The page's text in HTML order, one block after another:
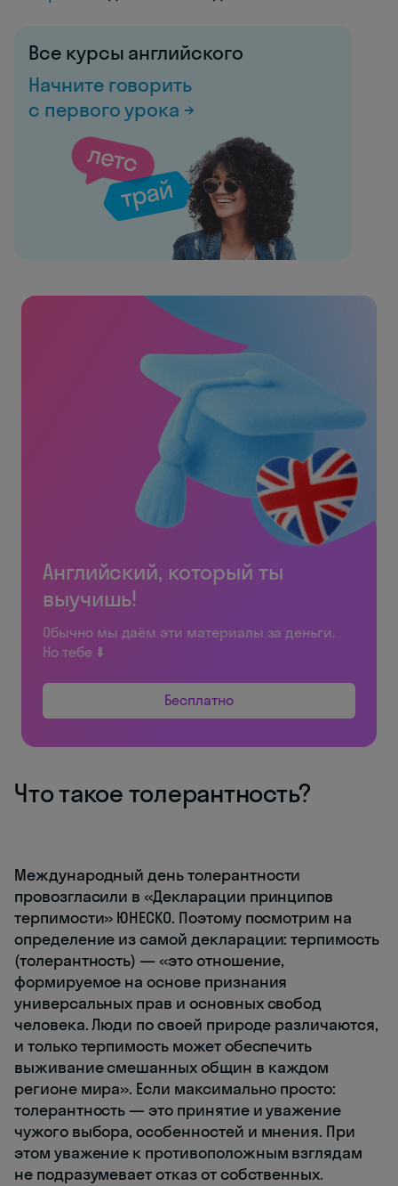
Все курсы английского
Начните говорить
с первого урока →
Английский, который ты
выучишь!
Обычно мы даём эти материалы за деньги.
Но тебе ⬇️
Бесплатно
Что такое толерантность?
Международный день толерантности
провозгласили в «Декларации принципов
терпимости» ЮНЕСКО. Поэтому посмотрим на
определение из самой декларации: терпимость
(толерантность) — «это отношение,
формируемое на основе признания
универсальных прав и основных свобод
человека. Люди по своей природе различаются,
и только терпимость может обеспечить
выживание смешанных общин в каждом
регионе мира». Если максимально просто:
толерантность — это принятие и уважение
чужого выбора, особенностей и мнения. При
этом уважение к противоположным взглядам
не подразумевает отказ от собственных.